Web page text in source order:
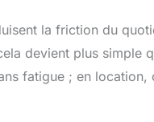
la friction du
devient plus simple
fatigue ; en